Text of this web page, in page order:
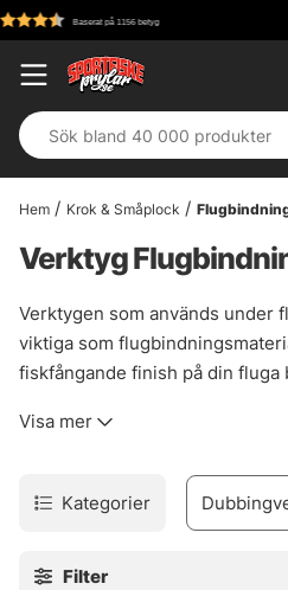
Hem Krok & Småplock
Verktyg
Verktygen som används under
viktiga som
fiskfångande finish på din fluga
använda din bindtråd. Letar du
hittat rätt. Vi har en rad olika
denna kategori som Loon,
Visa mer
Kategorier
Filter